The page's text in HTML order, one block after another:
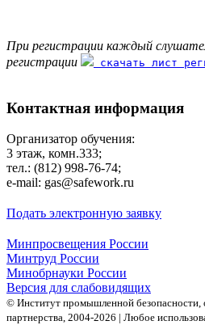
При регистрации каждый
регистрации
скачать лист
Контактная информация
Организатор обучения:
3 этаж, комн.333;
тел.: (812) 998-76-74;
e-mail: gas@safework.ru
Подать электронную заявку
Минпросвещения России
Минтруд России
Минобрнауки России
Версия для слабовидящих
© Институт промышленной безопасности,
партнерства, 2004- 2026 | Любое